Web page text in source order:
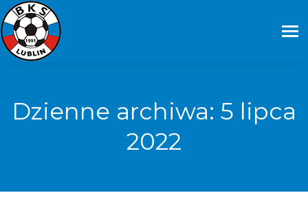
Dzienne archiwa: 5 lipca
2022